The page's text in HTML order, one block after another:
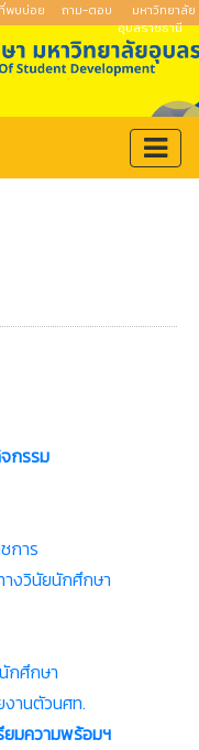
พบบ่อย ถาม-ตอบ
มหาวิทยาลัย
อุบลราชธานี
กรรม
การ
งวินัยนักศึกษา
กศึกษา
านตัวนศท.
ยมความพร้อมฯ